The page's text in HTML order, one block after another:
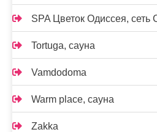
SPA Цветок Одиссея,
Tortuga, сауна
Vamdodoma
Warm place, сауна
Zakka